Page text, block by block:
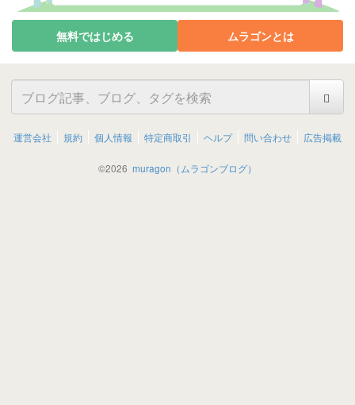
無料ではじめる ムラゴンとは
運営会社 規約 個人情報 特定商取引 ヘルプ 問い合わせ 広告掲載
©2026 muragon（ムラゴンブログ）